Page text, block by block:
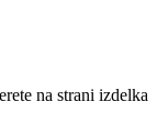
na strani izdelka